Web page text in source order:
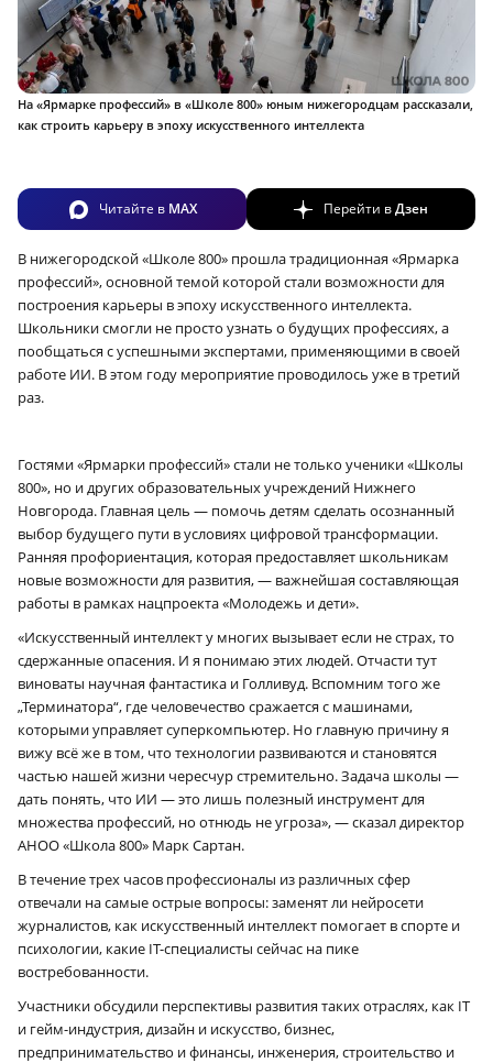
На «Ярмарке профессий» в «Школе 800» юным нижегородцам рассказали,
как строить карьеру в эпоху искусственного интеллекта
Читайте в MAX Перейти вДзен
В нижегородской «Школе 800» прошла традиционная «Ярмарка
профессий», основной темой которой стали возможности для
построения карьеры в эпоху искусственного интеллекта.
Школьники смогли не просто узнать о будущих профессиях, а
пообщаться с успешными экспертами, применяющими в своей
работе ИИ. В этом году мероприятие проводилось уже в третий
раз.
Гостями «Ярмарки профессий» стали не только ученики «Школы
800», но и других образовательных учреждений Нижнего
Новгорода. Главная цель — помочь детям сделать осознанный
выбор будущего пути в условиях цифровой трансформации.
Ранняя профориентация, которая предоставляет школьникам
новые возможности для развития, — важнейшая составляющая
работы в рамках нацпроекта «Молодежь и дети».
«Искусственный интеллект у многих вызывает если не страх, то
сдержанные опасения. И я понимаю этих людей. Отчасти тут
виноваты научная фантастика и Голливуд. Вспомним того же
„Терминатора“, где человечество сражается с машинами,
которыми управляет суперкомпьютер. Но главную причину я
вижу всё же в том, что технологии развиваются и становятся
частью нашей жизни чересчур стремительно. Задача школы —
дать понять, что ИИ — это лишь полезный инструмент для
множества профессий, но отнюдь не угроза», — сказал директор
АНОО «Школа 800» Марк Сартан.
В течение трех часов профессионалы из различных сфер
отвечали на самые острые вопросы: заменят ли нейросети
журналистов, как искусственный интеллект помогает в спорте и
психологии, какие IT-специалисты сейчас на пике
востребованности.
Участники обсудили перспективы развития таких отраслях, как IT
и гейм-индустрия, дизайн и искусство, бизнес,
предпринимательство и финансы, инженерия, строительство и